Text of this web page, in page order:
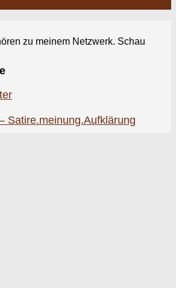
zu meinem Netzwerk. Schau
Satire.meinung.Aufklärung